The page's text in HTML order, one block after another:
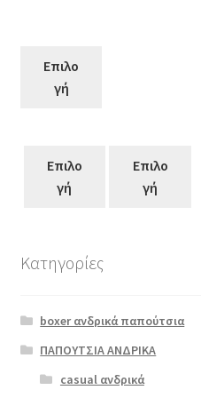
Επιλο
γή
Επιλο
γή
Επιλο
γή
scarpy 461
προϊόν
έχει
πολλαπλές
Κατηγορίες
boxer ανδρικά παπούτσια
ΠΑΠΟΥΤΣΙΑ ΑΝΔΡΙΚΑ
casual ανδρικά